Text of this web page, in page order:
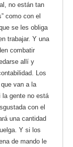
no están tan
como con el
se les obliga
trabajar. Y una
combatir
allí y
Los
van a la
la gente no está
con el
una cantidad
Y si los
de mando le